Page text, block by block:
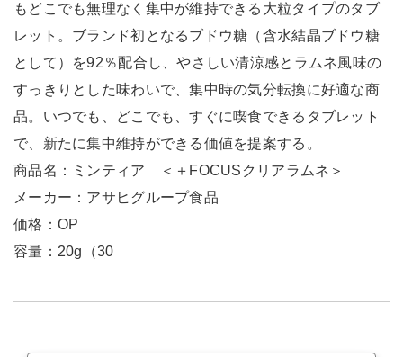
もどこでも無理なく集中が維持できる大粒タイプのタブ
レット。ブランド初となるブドウ糖（含水結晶ブドウ糖
として）を92％配合し、やさしい清涼感とラムネ風味の
すっきりとした味わいで、集中時の気分転換に好適な商
品。いつでも、どこでも、すぐに喫食できるタブレット
で、新たに集中維持ができる価値を提案する。
商品名：ミンティア ＜＋FOCUSクリアラムネ＞
メーカー：アサヒグループ食品
価格：OP
容量：20g（30